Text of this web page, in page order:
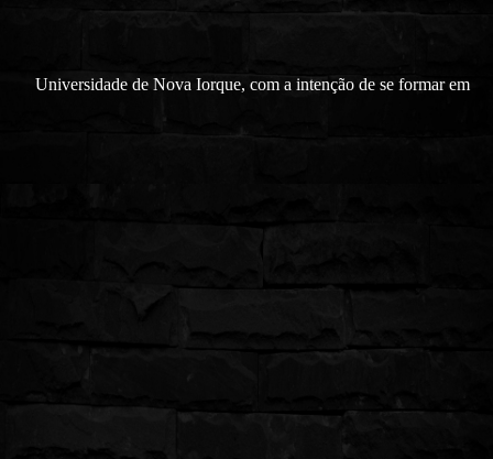
Universidade de Nova Iorque, com a intenção de se formar em